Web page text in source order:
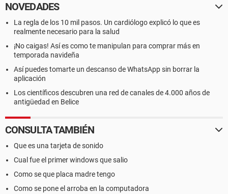
NOVEDADES
La regla de los 10 mil pasos. Un cardiólogo explicó lo que es
realmente necesario para la salud
¡No caigas! Así es como te manipulan para comprar más en
temporada navideña
Así puedes tomarte un descanso de WhatsApp sin borrar la
aplicación
Los científicos descubren una red de canales de 4.000 años de
antigüedad en Belice
CONSULTA TAMBIÉN
Que es una tarjeta de sonido
Cual fue el primer windows que salio
Como se que placa madre tengo
Como se pone el arroba en la computadora